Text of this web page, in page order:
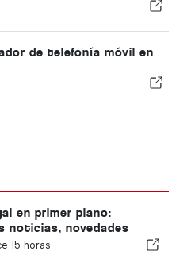
de telefonía móvil en
en primer plano:
noticias, novedades
y las noticias más
15 horas